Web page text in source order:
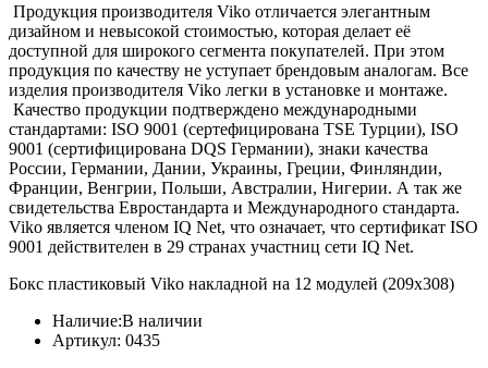
Продукция производителя Viko отличается элегантным
дизайном и невысокой стоимостью, которая делает её
доступной для широкого сегмента покупателей. При этом
продукция по качеству не уступает брендовым аналогам. Все
изделия производителя Viko легки в установке и монтаже.
Качество продукции подтверждено международными
стандартами: ISO 9001 (сертефицирована TSE Турции), ISO
9001 (сертифицирована DQS Германии), знаки качества
России, Германии, Дании, Украины, Греции, Финляндии,
Франции, Венгрии, Польши, Австралии, Нигерии. А так же
свидетельства Евростандарта и Международного стандарта.
Viko является членом IQ Net, что означает, что сертификат ISO
9001 действителен в 29 странах участниц сети IQ Net.
Бокс пластиковый Viko накладной на 12 модулей (209х308)
Наличие:В наличии
Артикул: 0435